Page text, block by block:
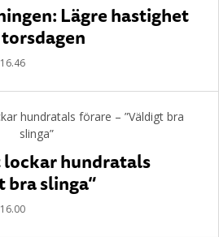
Lägre hastighet
hundratals
bra slinga”